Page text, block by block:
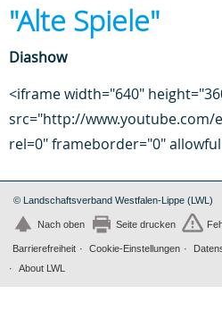
"Alte Spiele"
Diashow
<iframe width="640"
src="http://www.youtube.com/
rel=0" frameborder="0"
© Landschaftsverband Westfalen-Lippe (LWL)
Nach oben Seite drucken
Barrierefreiheit Cookie-Einstellungen
About LWL